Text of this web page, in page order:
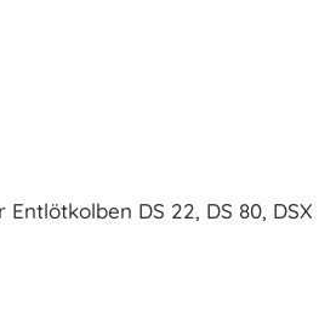
DS 22, DS 80, DSX